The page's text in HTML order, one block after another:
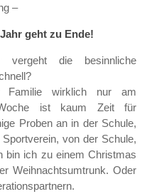
–
geht zu Ende!
die besinnliche
wirklich nur am
ist kaum Zeit für
Proben an in der Schule,
von der Schule,
bin ich zu einem Christmas
Weihnachtsumtrunk. Oder